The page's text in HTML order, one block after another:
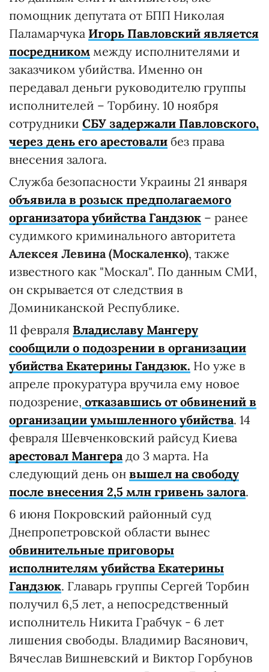
помощник депутата от БПП Николая
Паламарчука Игорь Павловский является
посредником между исполнителями и
заказчиком убийства. Именно он
передавал деньги руководителю группы
исполнителей – Торбину. 10 ноября
сотрудники СБУ задержали Павловского,
через день его арестовали без права
внесения залога.
Служба безопасности Украины 21 января
объявила в розыск предполагаемого
организатора убийства Гандзюк – ранее
судимкого криминального авторитета
Алексея Левина (Москаленко), также
известного как "Москал". По данным СМИ,
он скрывается от следствия в
Доминиканской Республике.
11 февраля Владиславу Мангеру
сообщили о подозрении в организации
убийства Екатерины Гандзюк. Но уже в
апреле прокуратура вручила ему новое
подозрение, отказавшись от обвинений в
организации умышленного убийства. 14
февраля Шевченковский райсуд Киева
арестовал Мангера до 3 марта. На
следующий день он вышел на свободу
после внесения 2,5 млн гривень залога.
6 июня Покровский районный суд
Днепропетровской области вынес
обвинительные приговоры
исполнителям убийства Екатерины
Гандзюк. Главарь группы Сергей Торбин
получил 6,5 лет, а непосредственный
исполнитель Никита Грабчук - 6 лет
лишения свободы. Владимир Васянович,
Вячеслав Вишневский и Виктор Горбунов